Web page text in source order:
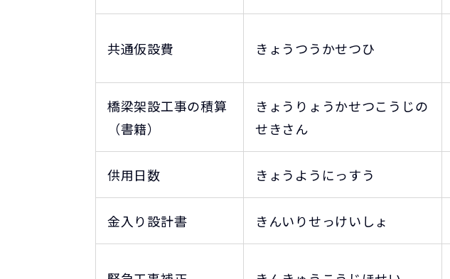
共通仮設費 きょうつうかせつひ
橋梁架設工事の積算
（書籍）
きょうりょうかせつこうじの
せきさん
供用日数 きょうようにっすう
金入り設計書 きんいりせっけいしょ